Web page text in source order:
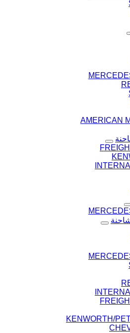
AMERICAN
KENWORTH/